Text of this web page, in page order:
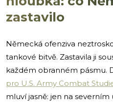
zastavilo
Německá ofenziva
tankové bitvě. Zastavila ji
každém obranném pásmu.
pro U.S. Army Combat
mluví jasně: jen na